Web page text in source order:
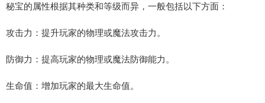
秘宝的属性根据其种类和等级而异，一般包括以下方面：
攻击力：提升玩家的物理或魔法攻击力。
防御力：提高玩家的物理或魔法防御能力。
生命值：增加玩家的最大生命值。